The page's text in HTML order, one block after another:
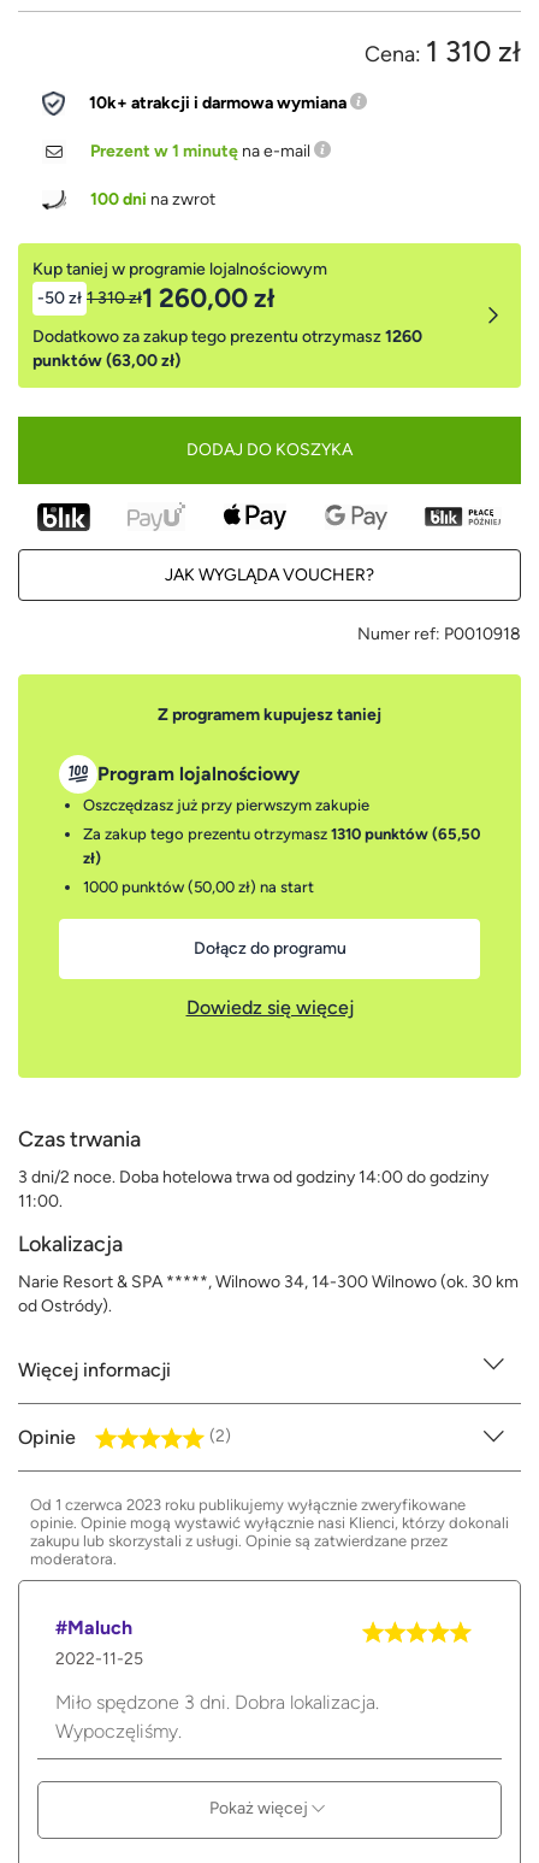
Cena: 1 310 zł
10k+ atrakcji i darmowa wymiana
Prezent w 1 minutę na e-mail
100 dni na zwrot
Kup taniej w programie lojalnościowym
-50 zł 1 310 zł1 260,00 zł
Dodatkowo za zakup tego prezentu otrzymasz1260
punktów (63,00 zł)
DODAJ DO KOSZYKA
JAK WYGLĄDA VOUCHER?
Numer ref: P0010918
Z programem kupujesz taniej
Program lojalnościowy
Oszczędzasz już przy pierwszym zakupie
Za zakup tego prezentu otrzymasz 1310 punktów (65,50
zł)
1000 punktów (50,00 zł) na start
Dołącz do programu
Dowiedz się więcej
Czas trwania
3 dni/2 noce. Doba hotelowa trwa od godziny 14:00 do godziny
11:00.
Lokalizacja
Narie Resort & SPA *****, Wilnowo 34, 14-300 Wilnowo (ok. 30 km
od Ostródy).
Więcej informacji
Opinie (2)
Od 1 czerwca 2023 roku publikujemy wyłącznie zweryfikowane
opinie. Opinie mogą wystawić wyłącznie nasi Klienci, którzy dokonali
zakupu lub skorzystali z usługi. Opinie są zatwierdzane przez
moderatora.
#Maluch
2022-11-25
Miło spędzone 3 dni. Dobra lokalizacja.
Wypoczęliśmy.
Pokaż więcej